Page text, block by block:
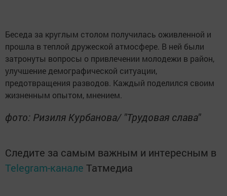
Беседа за круглым столом получилась оживленной и
прошла в теплой дружеской атмосфере. В ней были
затронуты вопросы о привлечении молодежи в район,
улучшение демографической ситуации,
предотвращения разводов. Каждый поделился своим
жизненным опытом, мнением.
фото: Ризиля Курбанова/ "Трудовая слава"
Следите за самым важным и интересным в
Telegram-канале Татмедиа